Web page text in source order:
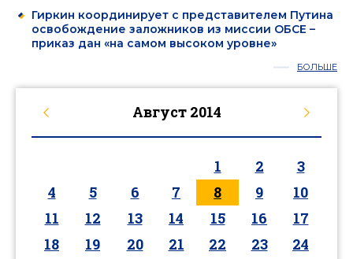
Гиркин координирует с представителем Путина
освобождение заложников из миссии ОБСЕ –
приказ дан «на самом высоком уровне»
БОЛЬШЕ
Август 2014
1 2
3
4
5 6 7 8 9
10
11
12 13 14 15 16
17
18
19 20 21 22 23
24